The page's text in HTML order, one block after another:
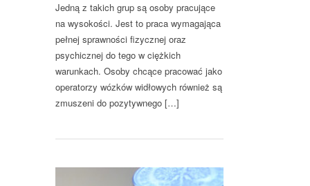
Jedną z takich grup są osoby pracujące
na wysokości. Jest to praca wymagająca
pełnej sprawności fizycznej oraz
psychicznej do tego w ciężkich
warunkach. Osoby chcące pracować jako
operatorzy wózków widłowych również są
zmuszeni do pozytywnego […]